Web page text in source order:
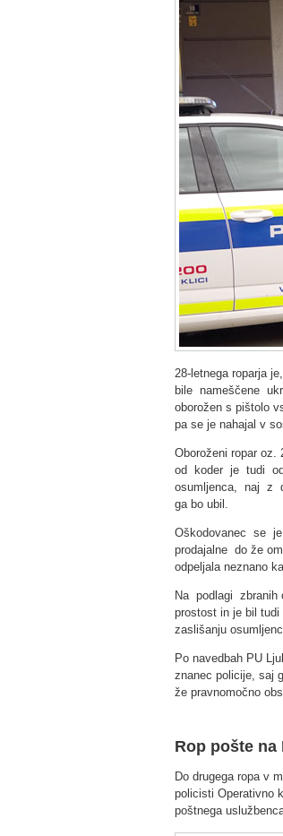
28-letnega roparja
bile nameščene
oborožen s pištolo
pa se je nahajal v
Oboroženi ropar
od koder je tudi
osumljenca, naj z
ga bo ubil.
Oškodovanec se
prodajalne do že
odpeljala neznano
Na podlagi zbranih
prostost in je bil
zaslišanju
Po navedbah PU
znanec policije, saj
že pravnomočno
Rop pošte na
Do drugega ropa v
policisti Operativno
poštnega